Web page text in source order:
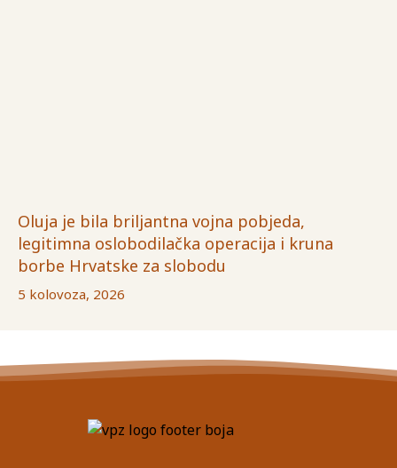
Oluja je bila briljantna vojna pobjeda,
legitimna oslobodilačka operacija i kruna
borbe Hrvatske za slobodu
5 kolovoza, 2026